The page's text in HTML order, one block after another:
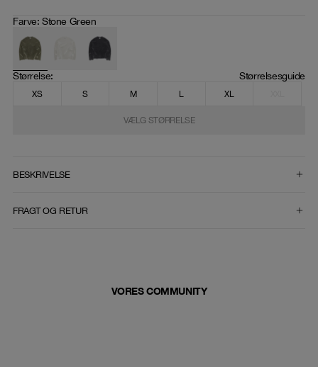
Farve:Stone Green
Størrelse: Størrelsesguide
XS S M L XL
VÆLG STØRRELSE
BESKRIVELSE
FRAGT OG RETUR
VORES COMMUNITY